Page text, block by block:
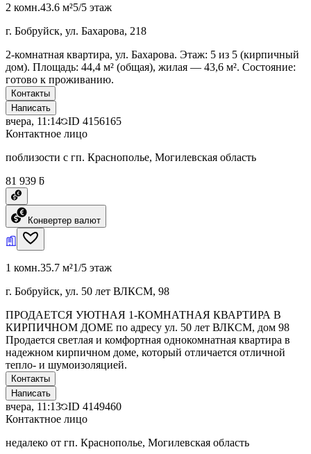
2 комн.43.6 м²5/5 этаж
г. Бобруйск, ул. Бахарова, 218
2-комнатная квартира, ул. Бахарова. Этаж: 5 из 5 (кирпичный
дом). Площадь: 44,4 м² (общая), жилая — 43,6 м². Состояние:
готово к проживанию.
Контакты
Написать
вчера, 11:14 ID 4156165
Контактное лицо
поблизости с гп. Краснополье, Могилевская область
81 939 ƃ
Конвертер валют
1 комн.35.7 м²1/5 этаж
г. Бобруйск, ул. 50 лет ВЛКСМ, 98
ПРОДАЕТСЯ УЮТНАЯ 1-КОМНАТНАЯ КВАРТИРА В
КИРПИЧНОМ ДОМЕ по адресу ул. 50 лет ВЛКСМ, дом 98
Продается светлая и комфортная однокомнатная квартира в
надежном кирпичном доме, который отличается отличной
тепло- и шумоизоляцией.
Контакты
Написать
вчера, 11:13 ID 4149460
Контактное лицо
недалеко от гп. Краснополье, Могилевская область